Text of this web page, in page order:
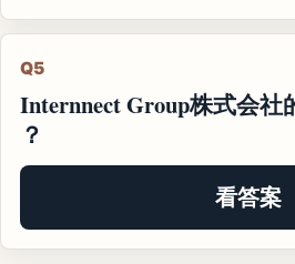
Q5
Internnect Group株式会
？
看答案